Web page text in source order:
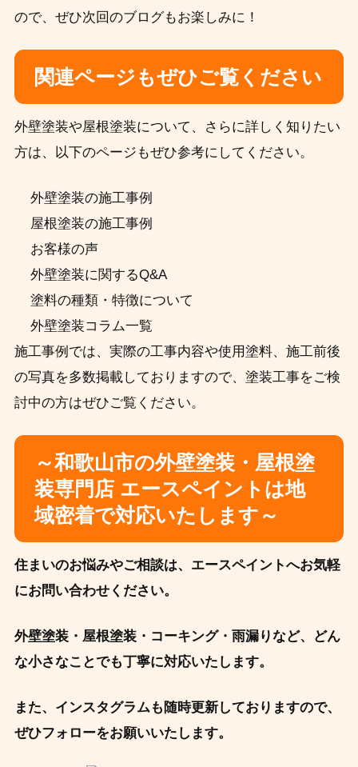
ので、ぜひ次回のブログもお楽しみに！
関連ページもぜひご覧ください
外壁塗装や屋根塗装について、さらに詳しく知りたい
方は、以下のページもぜひ参考にしてください。
外壁塗装の施工事例
屋根塗装の施工事例
お客様の声
外壁塗装に関するQ&A
塗料の種類・特徴について
外壁塗装コラム一覧
施工事例では、実際の工事内容や使用塗料、施工前後
の写真を多数掲載しておりますので、塗装工事をご検
討中の方はぜひご覧ください。
～和歌山市の外壁塗装・屋根塗
装専門店 エースペイントは地
域密着で対応いたします～
住まいのお悩みやご相談は、エースペイントへお気軽
にお問い合わせください。
外壁塗装・屋根塗装・コーキング・雨漏りなど、どん
な小さなことでも丁寧に対応いたします。
また、インスタグラムも随時更新しておりますので、
ぜひフォローをお願いいたします。